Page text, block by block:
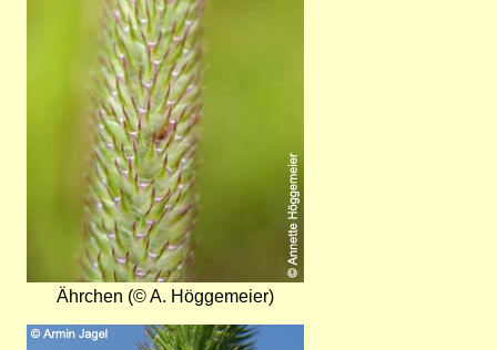
Ährchen (© A. Höggemeier)
Bild